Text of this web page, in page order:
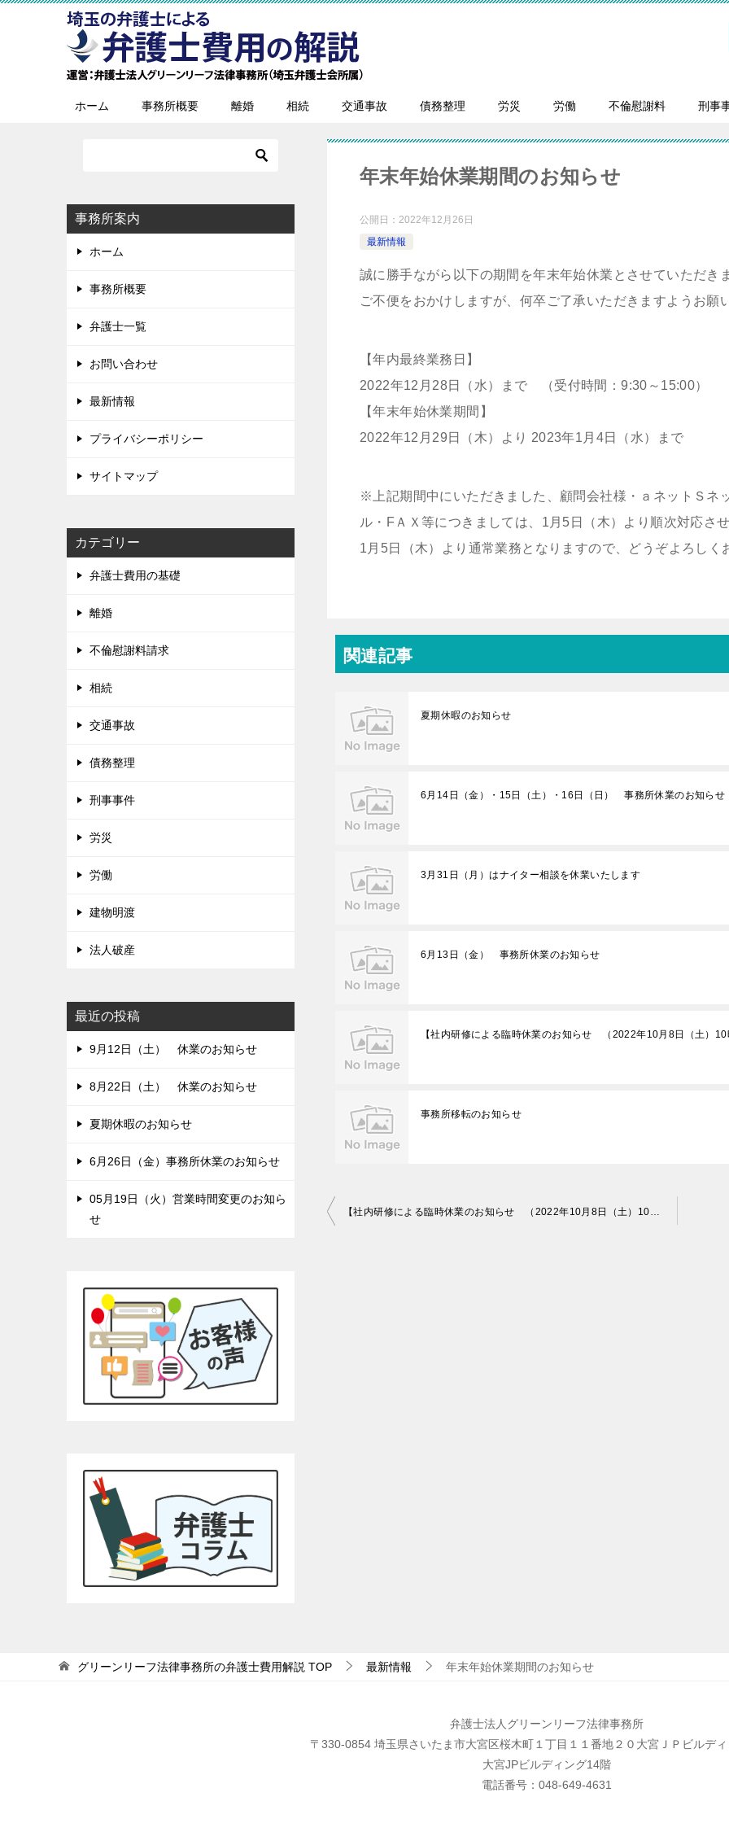
ホーム 事務所概要 離婚 相続 交通事故 債務整理 労災 労働 不倫慰謝料 刑事
年末年始休業期間のお知らせ
公開日： 2022年12月26日
最新情報
誠に勝手ながら以下の期間を年末年始休業とさせていただき
ご不便をおかけしますが、何卒ご了承いただきますようお願
【年内最終業務日】
2022年12月28日（水）まで （受付時間：9:30～15:00）
【年末年始休業期間】
2022年12月29日（木）より 2023年1月4日（水）まで
※上記期間中にいただきました、顧問会社様・ａネットＳネ
ル・FＡＸ等につきましては、1月5日（木）より順次対応さ
1月5日（木）より通常業務となりますので、どうぞよろしく
関連記事
夏期休暇のお知らせ
6月14日（金）・15日（土）・16日（日） 事務所休業のお知らせ
3月31日（月）はナイター相談を休業いたします
6月13日（金） 事務所休業のお知らせ
【社内研修による臨時休業のお知らせ （2022年10月8日（土）10
事務所移転のお知らせ
投
【社内研修による臨時休業のお知らせ （2022年10月8日（土）10時～13時）】
事務所案内
ホーム
事務所概要
弁護士一覧
お問い合わせ
最新情報
プライバシーポリシー
サイトマップ
カテゴリー
弁護士費用の基礎
離婚
不倫慰謝料請求
相続
交通事故
債務整理
刑事事件
労災
労働
建物明渡
法人破産
最近の投稿
9月12日（土） 休業のお知らせ
8月22日（土） 休業のお知らせ
夏期休暇のお知らせ
6月26日（金）事務所休業のお知らせ
05月19日（火）営業時間変更のお知ら
せ
グリーンリーフ法律事務所の弁護士費用解説 TOP 最新情報 年末年始休業期間のお知らせ
弁護士法人グリーンリーフ法律事務所
〒330-0854 埼玉県さいたま市大宮区桜木町１丁目１１番地２０大宮ＪＰビルデ
大宮JPビルディング14階
電話番号：048-649-4631